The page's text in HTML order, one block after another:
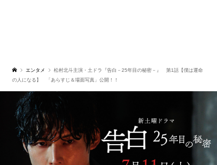
エンタメ
松村北斗主演・土ドラ『告白－25年目の秘密－』 第1話【僕は運命
の人になる】 「あらすじ＆場面写真」公開！！